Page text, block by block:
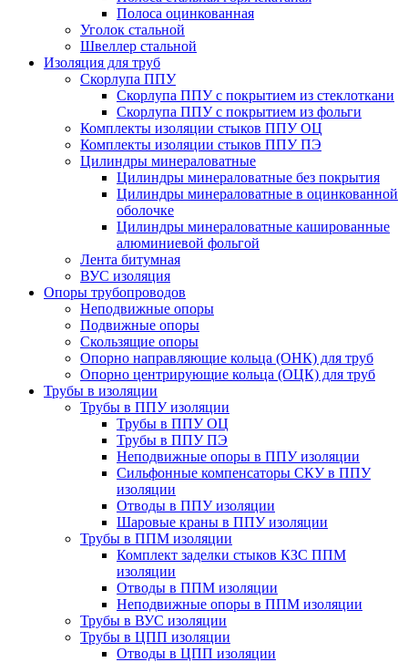
Полоса оцинкованная
Уголок стальной
Швеллер стальной
Изоляция для труб
Скорлупа ППУ
Скорлупа ППУ с покрытием из стеклоткани
Скорлупа ППУ с покрытием из фольги
Комплекты изоляции стыков ППУ ОЦ
Комплекты изоляции стыков ППУ ПЭ
Цилиндры минераловатные
Цилиндры минераловатные без покрытия
Цилиндры минераловатные в оцинкованной
оболочке
Цилиндры минераловатные кашированные
алюминиевой фольгой
Лента битумная
ВУС изоляция
Опоры трубопроводов
Неподвижные опоры
Подвижные опоры
Скользящие опоры
Опорно направляющие кольца (ОНК) для труб
Опорно центрирующие кольца (ОЦК) для труб
Трубы в изоляции
Трубы в ППУ изоляции
Трубы в ППУ ОЦ
Трубы в ППУ ПЭ
Неподвижные опоры в ППУ изоляции
Сильфонные компенсаторы СКУ в ППУ
изоляции
Отводы в ППУ изоляции
Шаровые краны в ППУ изоляции
Трубы в ППМ изоляции
Комплект заделки стыков КЗС ППМ
изоляции
Отводы в ППМ изоляции
Неподвижные опоры в ППМ изоляции
Трубы в ВУС изоляции
Трубы в ЦПП изоляции
Отводы в ЦПП изоляции